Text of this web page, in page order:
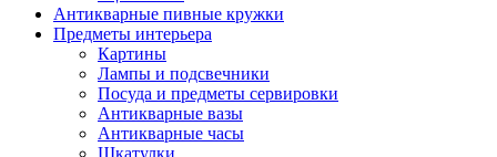
Антикварные пивные кружки
Предметы интерьера
Картины
Лампы и подсвечники
Посуда и предметы сервировки
Антикварные вазы
Антикварные часы
Шкатулки